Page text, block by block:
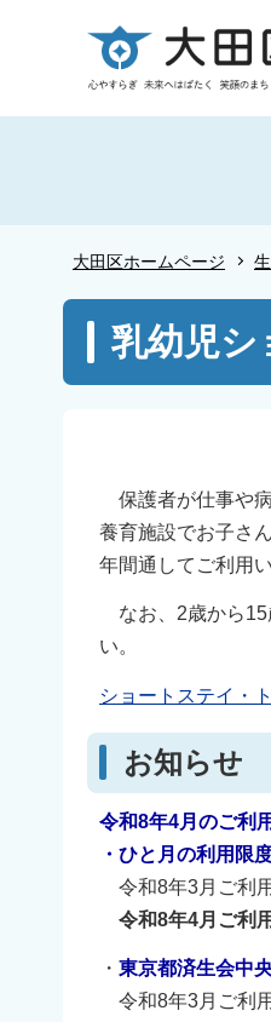
ー
大田区ホームページ
こ
乳幼児シ
保護者が仕事や病
養育施設でお子さ
年間通してご利用
なお、2歳から15
い。
ショートステイ・
お知らせ
令和8年4月のご利
・ひと月の利用限
令和8年3月ご利
令和8年4月ご利
・ 東京都済生会中
令和8年3月ご利